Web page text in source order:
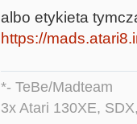
albo etykieta
https://
*- TeBe/Madteam
3x Atari 130XE,